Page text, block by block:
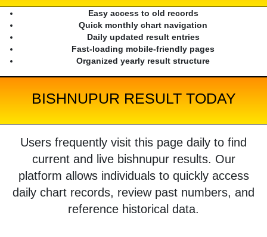
Easy access to old records
Quick monthly chart navigation
Daily updated result entries
Fast-loading mobile-friendly pages
Organized yearly result structure
BISHNUPUR RESULT TODAY
Users frequently visit this page daily to find
current and live bishnupur results. Our
platform allows individuals to quickly access
daily chart records, review past numbers, and
reference historical data.